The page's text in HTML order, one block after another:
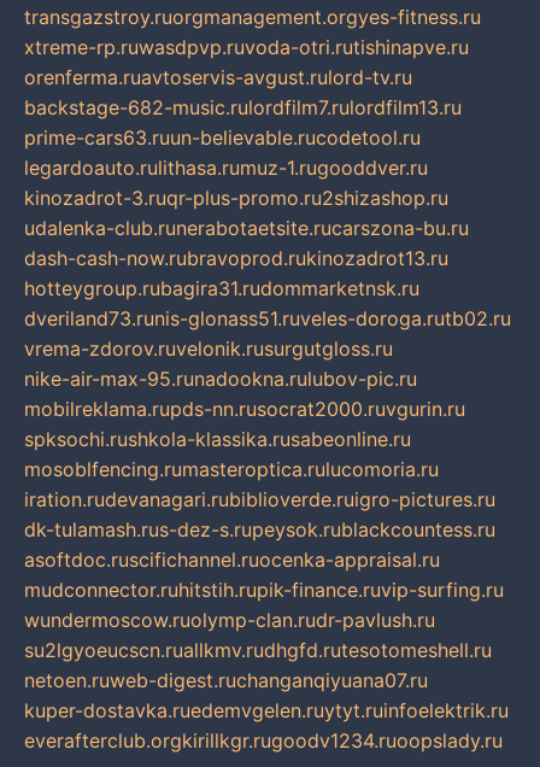
transgazstroy.ruorgmanagement.orgyes-fitness.ru
xtreme-rp.ruwasdpvp.ruvoda-otri.rutishinapve.ru
orenferma.ruavtoservis-avgust.rulord-tv.ru
backstage-682-music.rulordfilm7.rulordfilm13.ru
prime-cars63.ruun-believable.rucodetool.ru
legardoauto.rulithasa.rumuz-1.rugooddver.ru
kinozadrot-3.ruqr-plus-promo.ru2shizashop.ru
udalenka-club.runerabotaetsite.rucarszona-bu.ru
dash-cash-now.rubravoprod.rukinozadrot13.ru
hotteygroup.rubagira31.rudommarketnsk.ru
dveriland73.runis-glonass51.ruveles-doroga.rutb02.ru
vrema-zdorov.ruvelonik.rusurgutgloss.ru
nike-air-max-95.runadookna.rulubov-pic.ru
mobilreklama.rupds-nn.rusocrat2000.ruvgurin.ru
spksochi.rushkola-klassika.rusabeonline.ru
mosoblfencing.rumasteroptica.rulucomoria.ru
iration.rudevanagari.rubiblioverde.ruigro-pictures.ru
dk-tulamash.rus-dez-s.rupeysok.rublackcountess.ru
asoftdoc.ruscifichannel.ruocenka-appraisal.ru
mudconnector.ruhitstih.rupik-finance.ruvip-surfing.ru
wundermoscow.ruolymp-clan.rudr-pavlush.ru
su2lgyoeucscn.ruallkmv.rudhgfd.rutesotomeshell.ru
netoen.ruweb-digest.ruchanganqiyuana07.ru
kuper-dostavka.ruedemvgelen.ruytyt.ruinfoelektrik.ru
everafterclub.orgkirillkgr.rugoodv1234.ruoopslady.ru